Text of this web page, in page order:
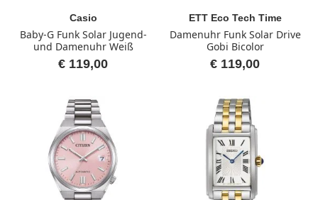
Casio
Baby-G Funk Solar Jugend-
und Damenuhr Weiß
€ 119,00
ETT Eco Tech Time
Damenuhr Funk Solar Drive
Gobi Bicolor
€ 119,00